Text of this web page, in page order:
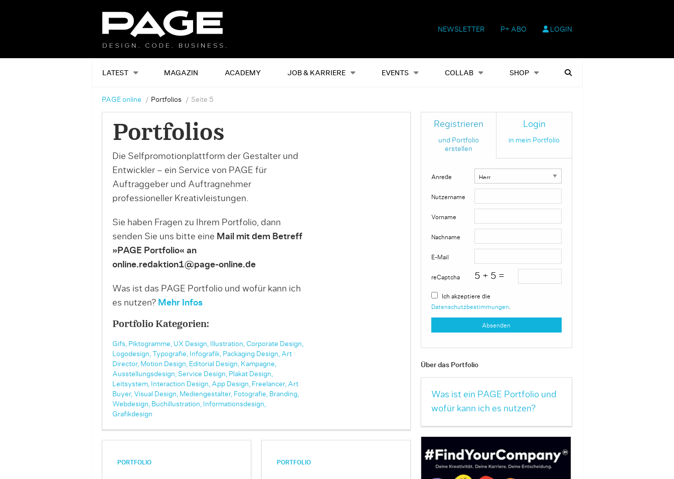
NEWSLETTER P+ ABO LOGIN
LATEST MAGAZIN ACADEMY JOB & KARRIERE EVENTS COLLAB SHOP
Alles Events Shop Heftausgaben Suchen
PAGE online Portfolios Seite 5
Portfolios
Die Selfpromotionplattform der Gestalter und
Entwickler – ein Service von PAGE für
Auftraggeber und Auftragnehmer
professioneller Kreativleistungen.
Sie haben Fragen zu Ihrem Portfolio, dann
senden Sie uns bitte eine Mail mit dem Betreff
»PAGE Portfolio« an
online.redaktion1@page-online.de
Was ist das PAGE Portfolio und wofür kann ich
es nutzen? Mehr Infos
Portfolio Kategorien:
Gifs, Piktogramme, UX Design, Illustration, Corporate Design,
Logodesign,
Typografie, Infografik, Packaging Design, Art
Director, Motion Design, Editorial Design, Kampagne,
Ausstellungsdesign, Service Design, Plakat Design,
Leitsystem,
Interaction Design, App Design, Freelancer, Art
Buyer, Visual Design, Mediengestalter, Fotografie, Branding,
Webdesign, Buchillustration,
Informationsdesign,
Grafikdesign
PORTFOLIO PORTFOLIO
Registrieren
und Portfolio
erstellen
Login
in mein Portfolio
Anrede
Nutzername
Vorname
Nachname
E-Mail
reCaptcha 5 + 5 =
Ich akzeptiere die
Datenschutzbestimmungen
Über das Portfolio
Was ist ein PAGE Portfolio und
wofür kann ich es nutzen?